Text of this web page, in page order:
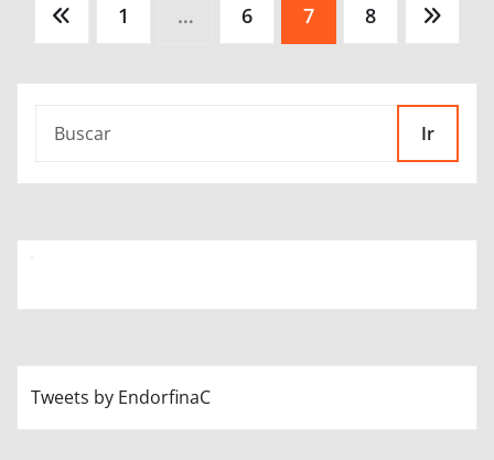
1 … 6 7 8
Ir
Tweets by EndorfinaC